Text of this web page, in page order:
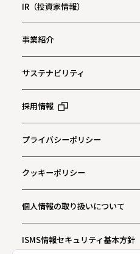
IR（投資家情報）
事業紹介
サステナビリティ
採用情報
プライバシーポリシー
クッキーポリシー
個人情報の取り扱いについて
ISMS情報セキュリティ基本方針